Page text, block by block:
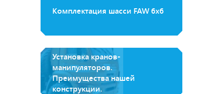
Комплектация шасси FAW 6x6
Установка кранов-
манипуляторов.
Преимущества нашей
конструкции.